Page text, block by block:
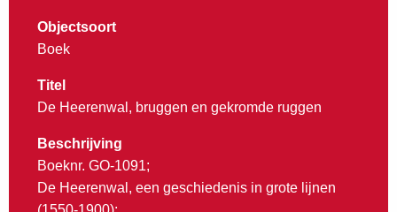
Objectsoort
Boek
Titel
De Heerenwal, bruggen en gekromde ruggen
Beschrijving
Boeknr. GO-1091;
De Heerenwal, een geschiedenis in grote lijnen